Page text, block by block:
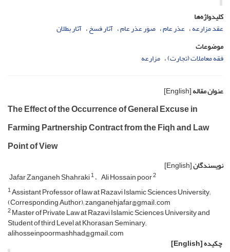
کلیدواژه‌ها
عقد مزارعه عذر عام صوَر عذر عام آثار فسخ آثار بطلان
موضوعات
فقه معاملات (تجارت) مزارعه
عنوان مقاله[English]
The Effect of the Occurrence of General Excuse in
Farming Partnership Contract from the Fiqh and Law
Point of View
نویسندگان[English]
Jafar Zanganeh Shahraki1 Ali Hossain poor2
1Assistant Professor of law at Razavi Islamic Sciences University;
(Corresponding Author); zanganehjafar@gmail.com
2Master of Private Law at Razavi Islamic Sciences University and
Student of third Level at Khorasan Seminary;
alihosseinpoormashhad@gmail.com
چکیده[English]